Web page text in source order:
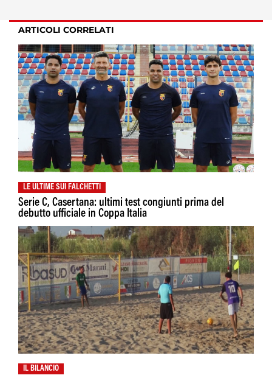
ARTICOLI CORRELATI
LE ULTIME SUI FALCHETTI
Serie C, Casertana: ultimi test congiunti prima del
debutto ufficiale in Coppa Italia
IL BILANCIO